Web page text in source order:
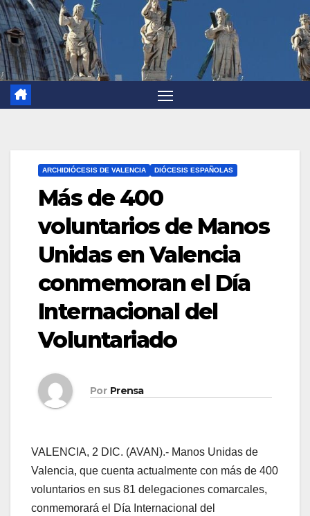
ARCHIDIÓCESIS DE VALENCIA DIÓCESIS ESPAÑOLAS
Más de 400
voluntarios de Manos
Unidas en Valencia
conmemoran el Día
Internacional del
Voluntariado
Por Prensa
VALENCIA, 2 DIC. (AVAN).- Manos Unidas de
Valencia, que cuenta actualmente con más de 400
voluntarios en sus 81 delegaciones comarcales,
conmemorará el Día Internacional del